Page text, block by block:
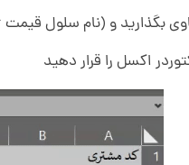
بگذارید و (نام سلول
اکسل را قرار دهید